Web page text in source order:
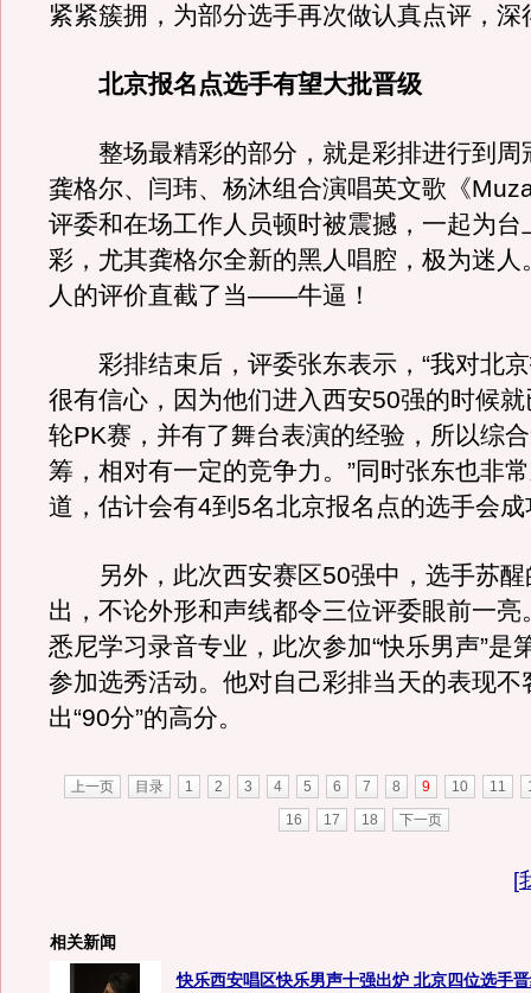
紧紧簇拥，为部分选手再次做认真点评，深
北京报名点选手有望大批晋级
整场最精彩的部分，就是彩排进行到周
龚格尔、闫玮、杨沐组合演唱英文歌《
评委和在场工作人员顿时被震撼，一起为台
彩，尤其龚格尔全新的黑人唱腔，极为迷人
人的评价直截了当——牛逼！
彩排结束后，评委张东表示，“我对北京
很有信心，因为他们进入西安50强的时候
轮PK赛，并有了舞台表演的经验，所以综
筹，相对有一定的竞争力。”同时张东也非
道，估计会有4到5名北京报名点的选手会
另外，此次西安赛区50强中，选手苏醒
出，不论外形和声线都令三位评委眼前一亮
悉尼学习录音专业，此次参加“快乐男声”是
参加选秀活动。他对自己彩排当天的表现不
出“90分”的高分。
上一页 目录 1 2 3 4 5 6 7 8 9 10 11
16
17 18 下一页
[
相关新闻
快乐西安唱区快乐男声十强出炉 北京四位选手